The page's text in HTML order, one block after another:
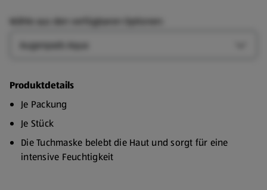
Wähle aus den verfügbaren Optionen:
Produktdetails
Je Packung
Je Stück
Die Tuchmaske belebt die Haut und sorgt für eine
intensive Feuchtigkeit